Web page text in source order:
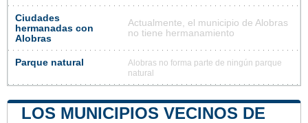
Ciudades
hermanadas con
Alobras
Actualmente, el municipio de Alobras
no tiene hermanamiento
Parque natural
Alobras no forma parte de ningún parque
natural
LOS MUNICIPIOS VECINOS DE